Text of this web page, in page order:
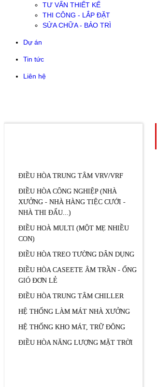
TƯ VẤN THIẾT KẾ
THI CÔNG - LẮP ĐẶT
SỬA CHỮA - BẢO TRÌ
Dự án
Tin tức
Liên hệ
ĐIỀU HÒA TRUNG TÂM VRV/VRF
ĐIỀU HÒA CÔNG NGHIỆP (NHÀ
XƯỞNG - NHÀ HÀNG TIỆC CƯỚI -
NHÀ THI ĐẤU...)
ĐIỀU HOÀ MULTI (MỘT MẸ NHIỀU
CON)
ĐIỀU HÒA TREO TƯỜNG DÂN DỤNG
ĐIỀU HÒA CASEETE ÂM TRẦN - ỐNG
GIÓ ĐƠN LẺ
ĐIỀU HÒA TRUNG TÂM CHILLER
HỆ THỐNG LÀM MÁT NHÀ XƯỞNG
HỆ THỐNG KHO MÁT, TRỮ ĐÔNG
ĐIỀU HÒA NĂNG LƯỢNG MẶT TRỜI